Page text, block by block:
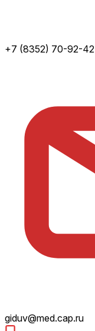
+7 (8352) 70-92-42
giduv@med.cap.ru